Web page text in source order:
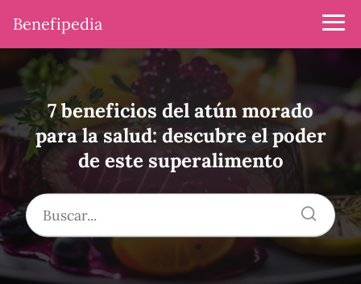
Benefipedia
7 beneficios del atún morado
para la salud: descubre el poder
de este superalimento